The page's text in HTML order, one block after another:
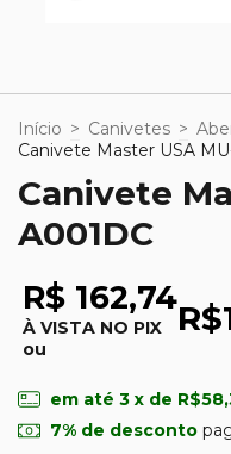
Início > Canivetes >
Canivete Master USA
Canivete
A001DC
R$ 162,74
À VISTA NO PIX
ou
em até 3 x de
7% de desconto